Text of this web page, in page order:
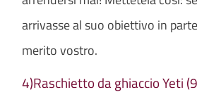
arrivasse al suo obiettivo in
merito vostro.
4)Raschietto da ghiaccio Yeti